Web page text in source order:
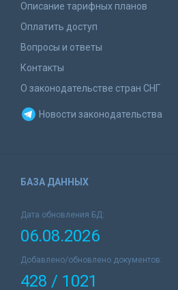
Описание тарифных планов
Оплатить доступ
Вопросы и ответы
Контакты
О законодательстве стран СНГ
Новости законодательства
БАЗА ДАННЫХ
Дата обновления БД:
06.08.2026
Добавлено/обновлено документов:
428 / 1021